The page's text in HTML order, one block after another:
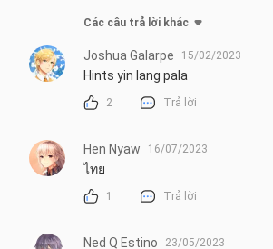
Các câu trả lời khác
Joshua Galarpe 15/02/2023
Hints yin lang pala
2 Trả lời
Hen Nyaw 16/07/2023
ไทย
1 Trả lời
Ned Q Estino 23/05/2023